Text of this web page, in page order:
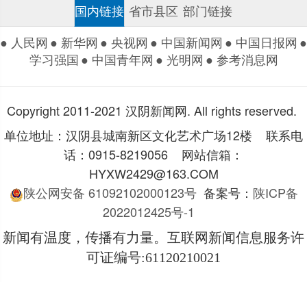
国内链接 省市县区 部门链接
● 人民网 ● 新华网 ● 央视网 ● 中国新闻网 ● 中国日报网 ●
学习强国● 中国青年网 ● 光明网 ● 参考消息网
Copyright 2011-2021 汉阴新闻网. All rights reserved.
单位地址：汉阴县城南新区文化艺术广场12楼 联系电
话：0915-8219056 网站信箱：
HYXW2429@163.COM
陕公网安备 61092102000123号备案号： 陕ICP备
2022012425号-1
新闻有温度，传播有力量。互联网新闻信息服务许
可证编号:61120210021